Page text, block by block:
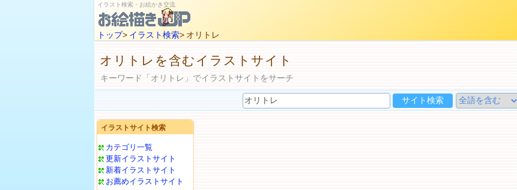
イラスト検索・お絵かき交流
トップ> イラスト検索> オリトレ
オリトレを含むイラストサイト
キーワード「オリトレ」でイラストサイトをサーチ
イラストサイト検索
カテゴリ一覧
更新イラストサイト
新着イラストサイト
お薦めイラストサイト